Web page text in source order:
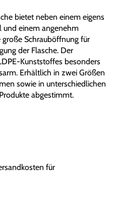
bietet neben einem eigens
und einem angenehm
große Schrauböffnung für
der Flasche. Der
Kunststoffes besonders
Erhältlich in zwei Größen
sowie in unterschiedlichen
abgestimmt.
für